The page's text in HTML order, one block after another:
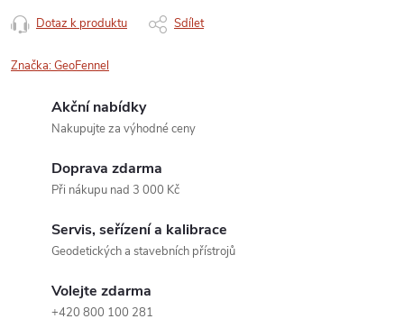
Dotaz k produktu Sdílet
Značka:GeoFennel
Akční nabídky
Nakupujte za výhodné ceny
Doprava zdarma
Při nákupu nad 3 000 Kč
Servis, seřízení a kalibrace
Geodetických a stavebních přístrojů
Volejte zdarma
+420 800 100 281